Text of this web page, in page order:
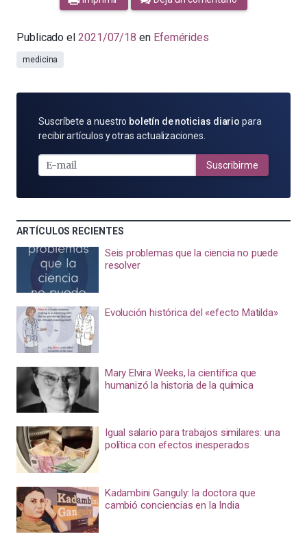
Publicado el 2021/07/18 en Efemérides
medicina
SUSCRÍBETE
POR
MAIL
Suscríbete a nuestro boletín de noticias diario para
recibir artículos y otras actualizaciones.
Suscribirme
ARTÍCULOS RECIENTES
Seis problemas que la ciencia no puede
resolver
Evolución histórica del «efecto Matilda»
Mary Elvira Weeks, la científica que
humanizó la historia de la química
Igual salario para trabajos similares: una
política con efectos inesperados
Kadambini Ganguly: la doctora que
cambió conciencias en la India